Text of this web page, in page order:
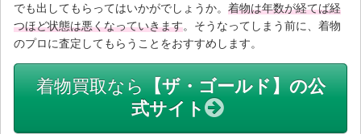
でも出してもらってはいかがでしょうか。 着物は年数が経てば経
つほど状態は悪くなっていきます。そうなってしまう前に、着物
のプロに査定してもらうことをおすすめします。
着物買取なら【ザ・ゴールド】の公
式サイト